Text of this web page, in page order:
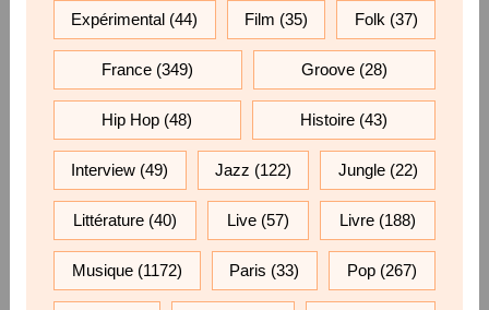
Expérimental (44) Film (35) Folk(37)
France (349) Groove(28)
Hip Hop (48) Histoire(43)
Interview (49) Jazz (122) Jungle(22)
Littérature(40) Live (57) Livre (188)
Musique(1172) Paris (33) Pop (267)